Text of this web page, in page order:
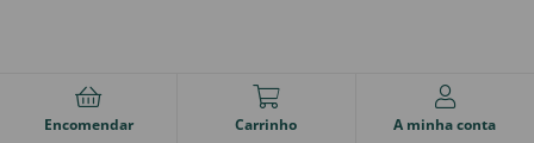
Encomendar Carrinho A minha conta